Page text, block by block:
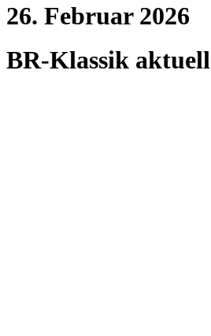
26. Februar 2026
BR-Klassik aktuell